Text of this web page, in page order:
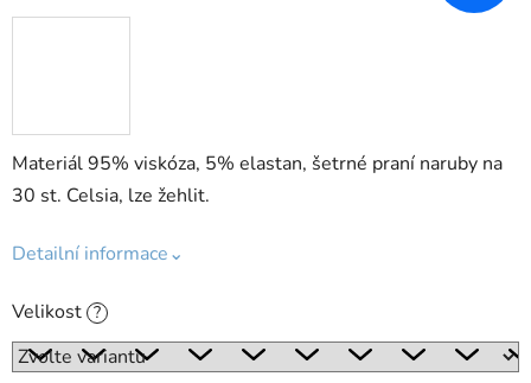
Materiál 95% viskóza, 5% elastan, šetrné praní naruby na
30 st. Celsia, lze žehlit.
Detailní informace⌄
Velikost ?